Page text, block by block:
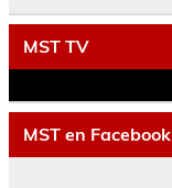
MST TV
MST en Facebook